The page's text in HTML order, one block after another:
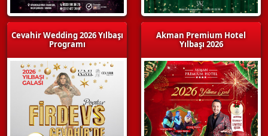
Cevahir Wedding 2026 Yılbaşı
Programı
Akman Premium Hotel
Yılbaşı 2026